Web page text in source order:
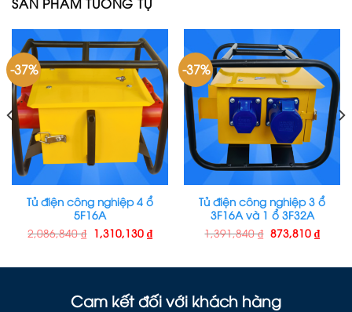
-37%
Tủ điện công nghiệp 4 ổ
5F16A
2,086,840₫ 1,310,130 ₫
-37%
Tủ điện công nghiệp 3 ổ
3F16A và 1 ổ 3F32A
1,391,840₫ 873,810 ₫
Cam kết đối với khách hàng